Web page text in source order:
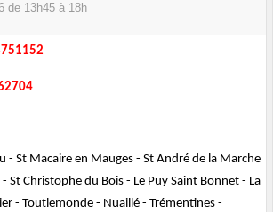
de 13h45 à 18h
- St Macaire en Mauges - St André de la Marche
St Christophe du Bois - Le Puy Saint Bonnet - La
- Toutlemonde - Nuaillé - Trémentines -